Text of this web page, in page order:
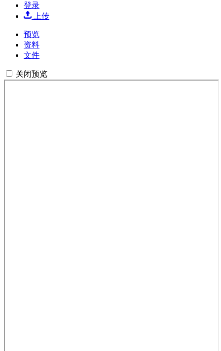
登录
上传
预览
资料
文件
关闭预览